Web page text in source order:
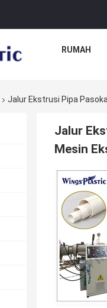
RUMAH
Jalur Ekstrusi Pipa
Jalur
Mesin